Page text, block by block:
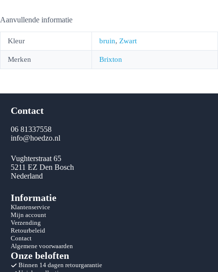
Aanvullende informatie
Kleur bruin, Zwart
Merken Brixton
Contact
06 81337558
info@hoedzo.nl
Vughterstraat 65
5211 EZ Den Bosch
Nederland
Informatie
Klantenservice
Mijn account
Verzending
Retourbeleid
Contact
Algemene voorwaarden
Onze beloften
Binnen 14 dagen retourgarantie